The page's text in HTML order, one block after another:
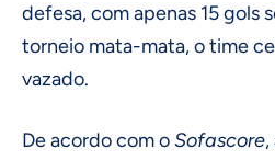
defesa, com apenas 15 gols
torneio mata-mata, o time
vazado.
De acordo com oSofascore